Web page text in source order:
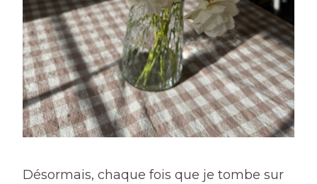
Désormais, chaque fois que je tombe sur